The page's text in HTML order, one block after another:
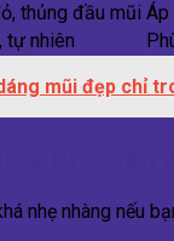
thủng đầu mũi Áp
tự nhiên
mũi đẹp chỉ
nhẹ nhàng nếu